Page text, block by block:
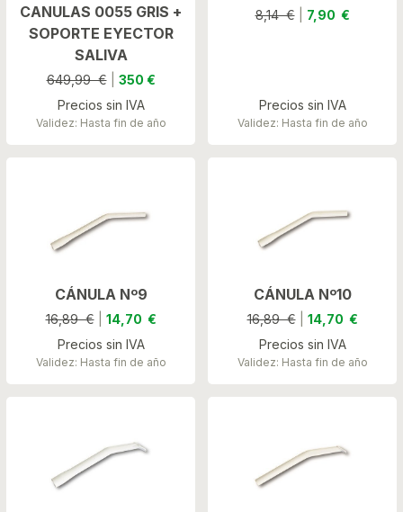
CANULAS 0055 GRIS +
SOPORTE EYECTOR
SALIVA
649,99 €| 350 €
Precios sin IVA
Validez: Hasta fin de año
8,14 €| 7,90 €
Precios sin IVA
Validez: Hasta fin de año
CÁNULA Nº9
16,89 €| 14,70 €
Precios sin IVA
Validez: Hasta fin de año
CÁNULA Nº10
16,89 €| 14,70 €
Precios sin IVA
Validez: Hasta fin de año